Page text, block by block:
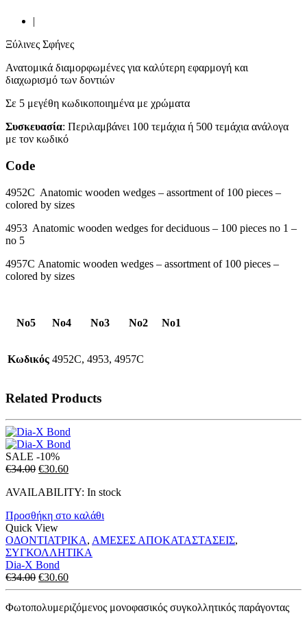
|
Ξύλινες Σφήνες
Ανατομικά διαμορφωμένες για καλύτερη εφαρμογή και
διαχωρισμό των δοντιών
Σε 5 μεγέθη κωδικοποιημένα με χρώματα
Συσκευασία: Περιλαμβάνει 100 τεμάχια ή 500 τεμάχια ανάλογα
με τον κωδικό
Code
4952C Anatomic wooden wedges – assortment of 100 pieces –
colored by sizes
4953 Anatomic wooden wedges for deciduous – 100 pieces no 1 –
no 5
4957C Anatomic wooden wedges – assortment of 100 pieces –
colored by sizes
No5 No4 No3 No2 No1
Κωδικός 4952C, 4953, 4957C
Related Products
SALE -10%
€34.00 Original
was:
€30.60Η
τιμή
€30.60.
AVAILABILITY: In stock
Προσθήκη στο καλάθι
Quick View
ΟΔΟΝΤΙΑΤΡΙΚΑ, ΑΜΕΣΕΣ ΑΠΟΚΑΤΑΣΤΑΣΕΙΣ,
ΣΥΓΚΟΛΛΗΤΙΚΑ
Dia-X Bond
€34.00 Original
price
was:
€34.00.
€30.60Η
τρέχουσα
τιμή
είναι:
Φωτοπολυμεριζόμενος μονοφασικός συγκολλητικός παράγοντας